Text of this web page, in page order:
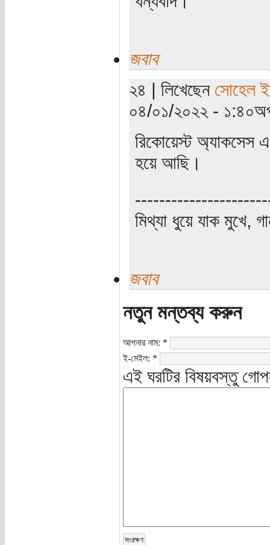
জবাব
২৪ | লিখেছেন সোহেল
০৪/০১/২০২২ -
রিকোয়েস্ট অ্যাকসেস
হয়ে আছি।
মিথ্যা ধুয়ে যাক মুখে,
জবাব
নতুন মন্তব্য করুন
আপনার নাম: *
ই-মেইল: *
এই ঘরটির বিষয়বস্তু